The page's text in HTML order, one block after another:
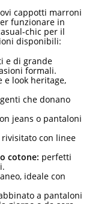
cappotti marroni
funzionare in
chic per il
disponibili:
e di grande
formali.
e look heritage,
che donano
jeans o pantaloni
rivisitato con linee
cotone: perfetti
ideale con
a pantaloni